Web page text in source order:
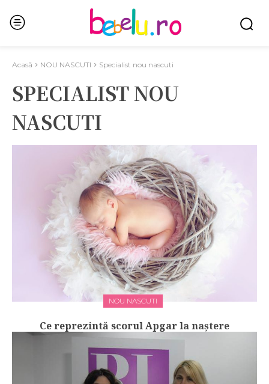
Acasă NOU NASCUTI Specialist nou nascuti
SPECIALIST NOU
NASCUTI
NOU NASCUTI
Ce reprezintă scorul Apgar la naștere